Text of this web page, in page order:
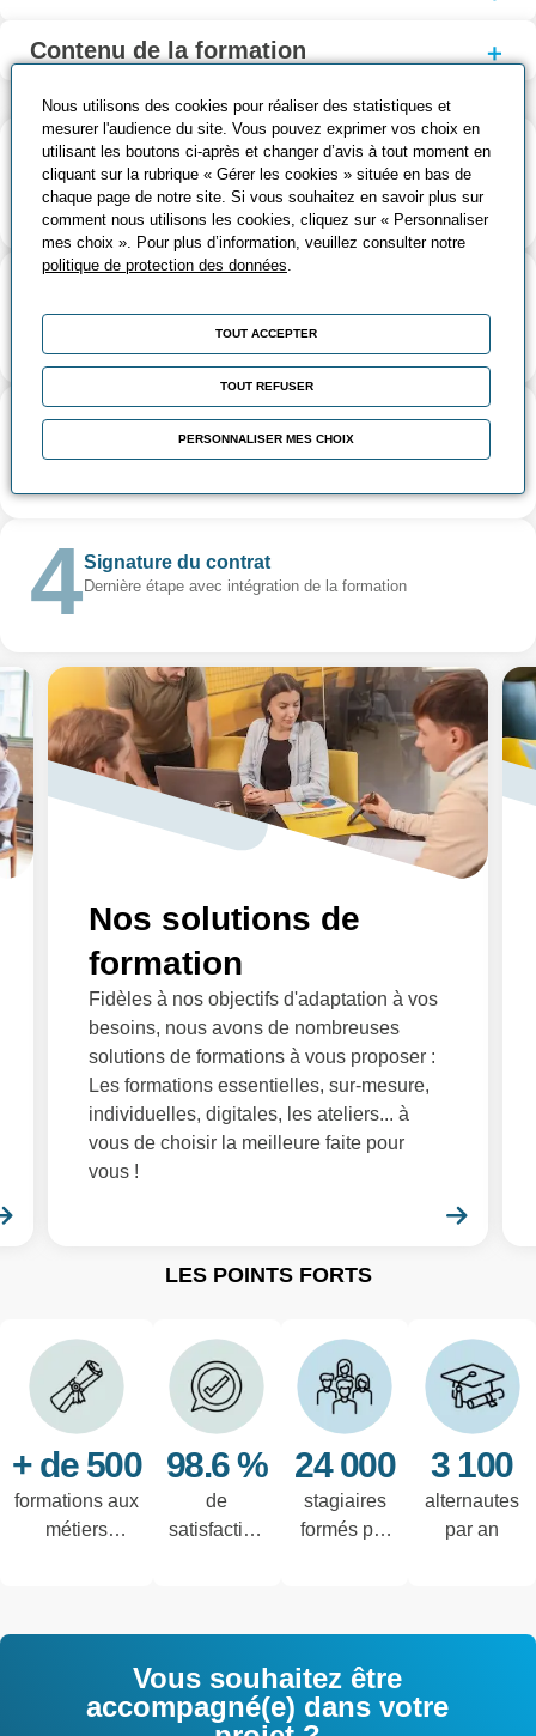
Contenu de la formation
Inscription
Une inscription 100% en ligne sur le site
Etude du dossier, entretien et questionnaire technique
Signature du contrat
Dernière étape avec intégration de la formation
Nos solutions de
formation
Fidèles à nos objectifs d'adaptation à vos
besoins, nous avons de nombreuses
solutions de formations à vous proposer :
Les formations essentielles, sur-mesure,
individuelles, digitales, les ateliers... à
vous de choisir la meilleure faite pour
vous !
LES POINTS FORTS
+ de 500
formations aux
métiers
98.6 %
de
satisfaction
24 000
stagiaires
formés par
3 100
alternautes
par an
Vous souhaitez être
accompagné(e) dans votre
Nous utilisons des cookies pour réaliser des statistiques et
mesurer l'audience du site. Vous pouvez exprimer vos choix en
utilisant les boutons ci-après et changer d’avis à tout moment en
cliquant sur la rubrique « Gérer les cookies » située en bas de
chaque page de notre site. Si vous souhaitez en savoir plus sur
comment nous utilisons les cookies, cliquez sur « Personnaliser
mes choix ». Pour plus d’information, veuillez consulter notre
politique de protection des données
TOUT ACCEPTER
TOUT REFUSER
PERSONNALISER MES CHOIX